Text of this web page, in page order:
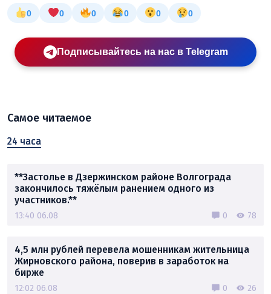
0 0 0 0 0 0
Подписывайтесь на нас в Telegram
Самое читаемое
24 часа
**Застолье в Дзержинском районе Волгограда
закончилось тяжёлым ранением одного из
участников.**
13:40 06.08 0 78
4,5 млн рублей перевела мошенникам жительница
Жирновского района, поверив в заработок на
бирже
12:02 06.08 0 26